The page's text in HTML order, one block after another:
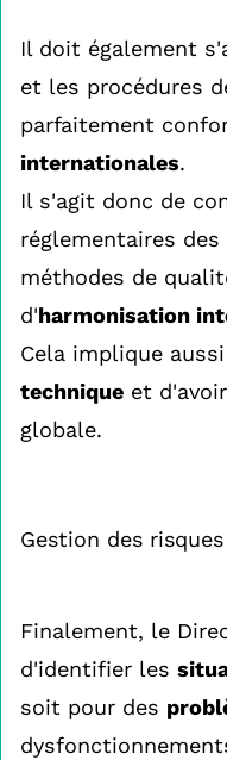
Il doit également
et les procédures
parfaitement
internationales.
Il s'agit donc de
réglementaires
méthodes de
d'harmonisation
Cela implique
technique et
globale.
Gestion des
Finalement, le
d'identifier les
soit pour des